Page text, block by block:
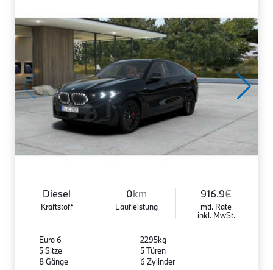
Diesel
Kraftstoff
0km
Laufleistung
916.9€
mtl. Rate
inkl. MwSt.
Euro 6
5 Sitze
8 Gänge
2295kg
5 Türen
6 Zylinder